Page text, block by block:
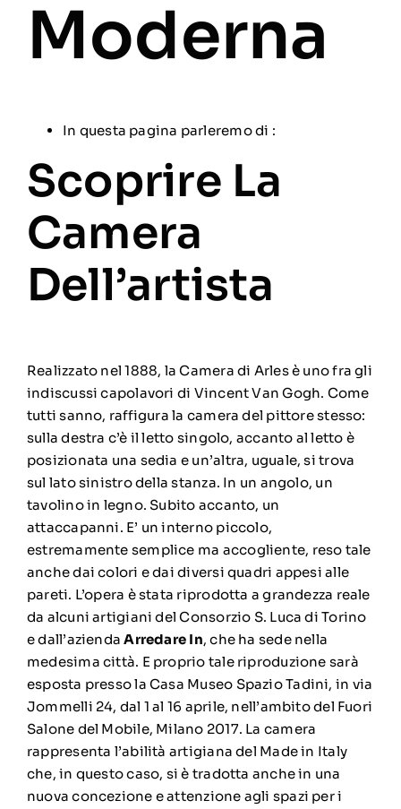
Moderna
In questa pagina parleremo di :
Scoprire La
Camera
Dell’artista
Realizzato nel 1888, la Camera di Arles è uno fra gli
indiscussi capolavori di Vincent Van Gogh. Come
tutti sanno, raffigura la camera del pittore stesso:
sulla destra c’è il letto singolo, accanto al letto è
posizionata una sedia e un’altra, uguale, si trova
sul lato sinistro della stanza. In un angolo, un
tavolino in legno. Subito accanto, un
attaccapanni. E’ un interno piccolo,
estremamente semplice ma accogliente, reso tale
anche dai colori e dai diversi quadri appesi alle
pareti. L’opera è stata riprodotta a grandezza reale
da alcuni artigiani del Consorzio S. Luca di Torino
e dall’aziendaArredare In, che ha sede nella
medesima città. E proprio tale riproduzione sarà
esposta presso la Casa Museo Spazio Tadini, in via
Jommelli 24, dal 1 al 16 aprile, nell’ambito del Fuori
Salone del Mobile, Milano 2017. La camera
rappresenta l’abilità artigiana del Made in Italy
che, in questo caso, si è tradotta anche in una
nuova concezione e attenzione agli spazi per i